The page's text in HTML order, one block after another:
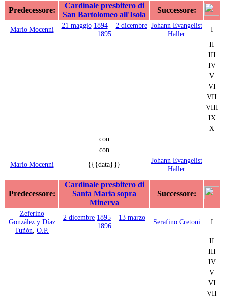
Predecessore:
Cardinale presbitero di
San Bartolomeo all'Isola
Successore:
Mario Mocenni 21 maggio 1894– 2 dicembre
1895
Johann Evangelist
Haller
I
II
III
IV
V
VI
VII
VIII
IX
X
con
con
Mario Mocenni
{{{data}}}
Johann Evangelist
Haller
Predecessore:
Cardinale presbitero di
Santa Maria sopra
Minerva
Successore:
Zeferino
González y Díaz
Tuñón O.P.
2 dicembre 1895 – 13 marzo
1896
Serafino Cretoni I
II
III
IV
V
VI
VII